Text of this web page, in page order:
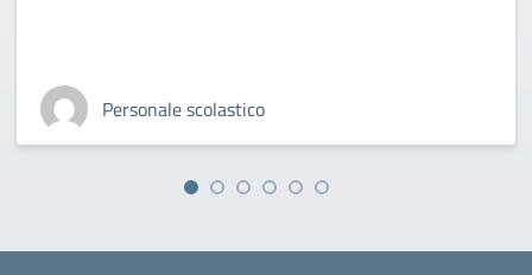
Personale scolastico